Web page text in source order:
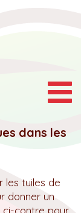
dans les
les tuiles de
donner un
ci-contre pour